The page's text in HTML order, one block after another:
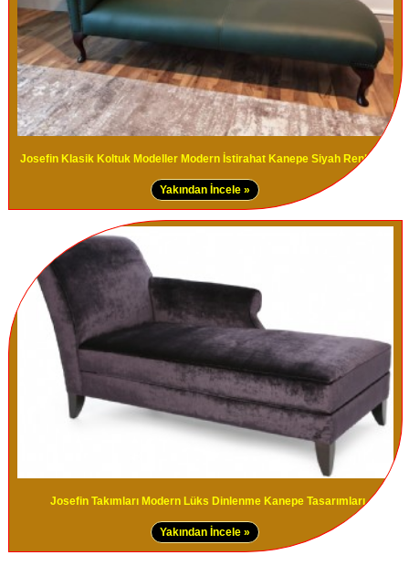
Josefin Klasik Koltuk Modeller Modern İstirahat Kanepe Siyah Renk Deri
Yakından İncele »
Josefin Takımları Modern Lüks Dinlenme Kanepe Tasarımları
Yakından İncele »